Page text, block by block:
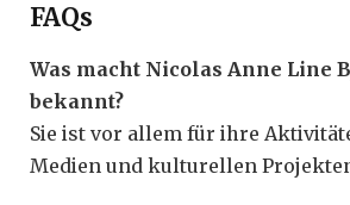
FAQs
Was macht Nicolas Anne Line
bekannt?
Sie ist vor allem für ihre
Medien und kulturellen